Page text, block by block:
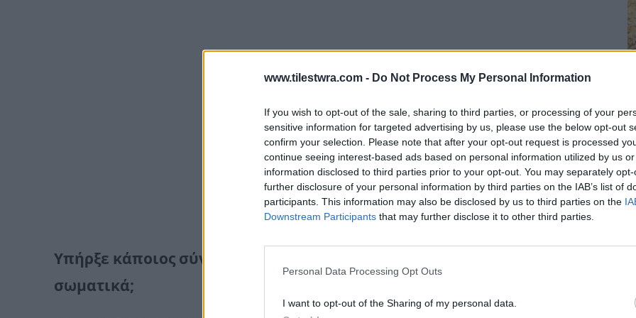
www.tilestwra.com - Do Not Process My Personal Information
If you wish to opt-out of the sale, sharing to third parties, or processing of your
sensitive information for targeted advertising by us, please use the below opt-out
confirm your selection. Please note that after your opt-out request is processed
continue seeing interest-based ads based on personal information utilized by us
information disclosed to third parties prior to your opt-out. You may separately
further disclosure of your personal information by third parties on the IAB’s list of
participants. This information may also be disclosed by us to third parties on the
Downstream Participants that may further disclose it to other third parties.
Personal Data Processing Opt Outs
I want to opt-out of the Sharing of my personal data.
Υπήρξε κάποιος σύντροφος που σας κακοποίησε είτε λεκτικά είτε
σωματικά;
7